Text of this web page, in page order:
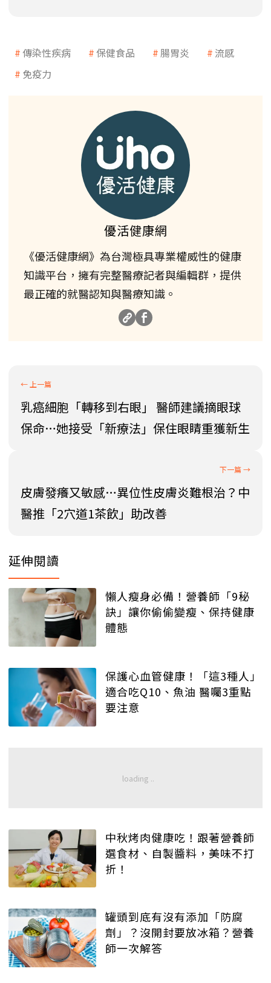
傳染性疾病 保健食品 腸胃炎
流感
免疫力
優活健康網
《優活健康網》為台灣極具專業權威性的健康
知識平台，擁有完整醫療記者與編輯群，提供
最正確的就醫認知與醫療知識。
乳癌細胞「轉移到右眼」 醫師建議摘眼球
保命…她接受「新療法」保住眼睛重獲新生
皮膚發癢又敏感…異位性皮膚炎難根治？中
醫推「2穴道1茶飲」助改善
延伸閱讀
懶人瘦身必備！營養師「9秘
訣」讓你偷偷變瘦、保持健康
體態
保護心血管健康！「這3種人」
適合吃Q10、魚油 醫囑3重點
要注意
中秋烤肉健康吃！跟著營養師
選食材、自製醬料，美味不打
折！
罐頭到底有沒有添加「防腐
劑」？沒開封要放冰箱？營養
師一次解答